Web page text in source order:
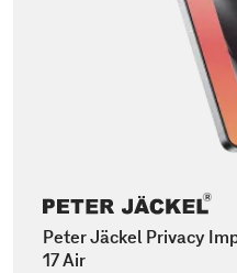
Peter Jäckel Privacy
17 Air